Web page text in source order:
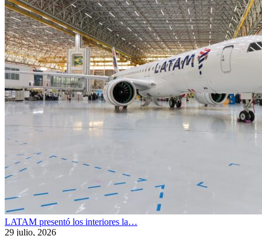
LATAM presentó los interiores la…
29 julio, 2026